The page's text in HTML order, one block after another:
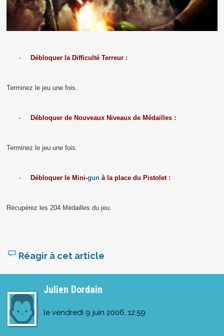
- Débloquer la Difficulté Terreur :
Terminez le jeu une fois.
- Débloquer de Nouveaux Niveaux de Médailles :
Terminez le jeu une fois.
- Débloquer le Mini-gun à la place du Pistolet :
Récupérez les 204 Médailles du jeu.
Réagir à cet article
Julien Dordain
le vendredi 9 juin 2006, 12:59